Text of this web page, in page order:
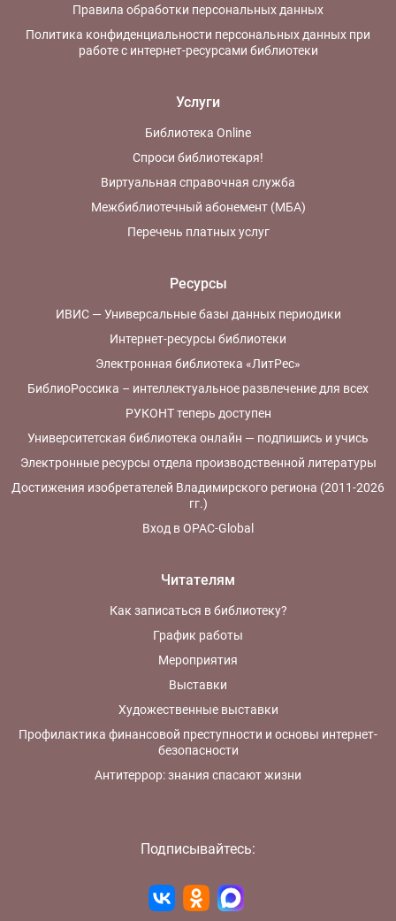
Правила обработки персональных данных
Политика конфиденциальности персональных данных при
работе с интернет-ресурсами библиотеки
Услуги
Библиотека Online
Спроси библиотекаря!
Виртуальная справочная служба
Межбиблиотечный абонемент (МБА)
Перечень платных услуг
Ресурсы
ИВИС — Универсальные базы данных периодики
Интернет-ресурсы библиотеки
Электронная библиотека «ЛитРес»
БиблиоРоссика – интеллектуальное развлечение для всех
РУКОНТ теперь доступен
Университетская библиотека онлайн — подпишись и учись
Электронные ресурсы отдела производственной литературы
Достижения изобретателей Владимирского региона (2011-2026
гг.)
Вход в OPAC-Global
Читателям
Как записаться в библиотеку?
График работы
Мероприятия
Выставки
Художественные выставки
Профилактика финансовой преступности и основы интернет-
безопасности
Антитеррор: знания спасают жизни
Подписывайтесь: